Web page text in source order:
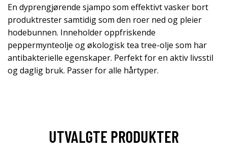
En dyprengjørende sjampo som effektivt vasker bort
produktrester samtidig som den roer ned og pleier
hodebunnen. Inneholder oppfriskende
peppermynteolje og økologisk tea tree-olje som har
antibakterielle egenskaper. Perfekt for en aktiv livsstil
og daglig bruk. Passer for alle hårtyper.
UTVALGTE PRODUKTER